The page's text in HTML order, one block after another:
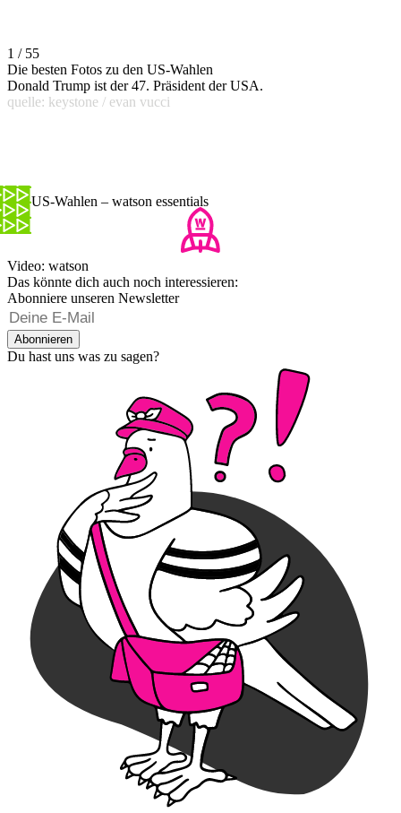
1 / 55
Die besten Fotos zu den US-Wahlen
Donald Trump ist der 47. Präsident der USA.
quelle: keystone / evan vucci
Die US-Wahlen – watson essentials
Video: watson
Das könnte dich auch noch interessieren:
Abonniere unseren Newsletter
Abonnieren
Du hast uns was zu sagen?